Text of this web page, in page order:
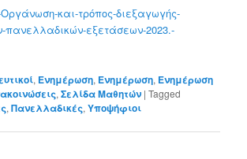
και-τρόπος-διεξαγωγής-
πανελλαδικών-εξετάσεων-2023.-
, Ενημέρωση, Ενημέρωση, Ενημέρωση
,Σελίδα Μαθητών |Tagged
,Πανελλαδικές,Υποψήφιοι